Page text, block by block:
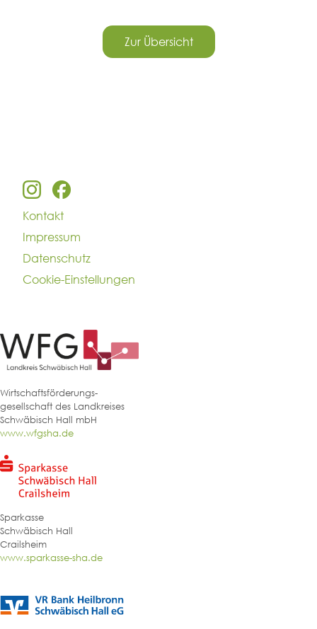
Zur Übersicht
Kontakt
Impressum
Datenschutz
Cookie-Einstellungen
Wirtschaftsförderungs-
gesellschaft des Landkreises
Schwäbisch Hall mbH
www.wfgsha.de
Sparkasse
Schwäbisch Hall
Crailsheim
www.sparkasse-sha.de